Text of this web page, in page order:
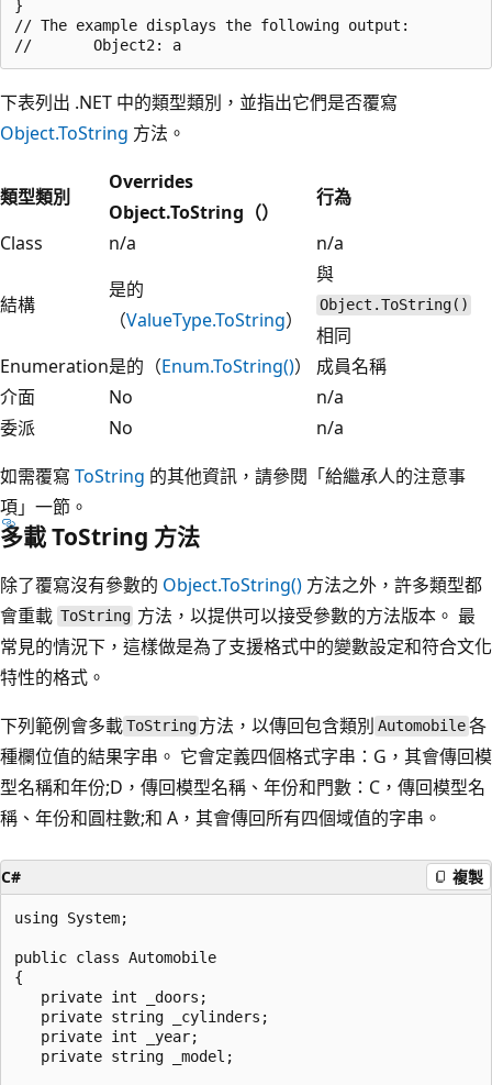
}
// The example displays the following output:
下表列出 .NET 中的類型類別，並指出它們是否覆寫
Object.ToString 方法。
類型類別
Overrides
Object.ToString（）
行為
Class
n/a n/a
結構
是的
（ValueType.ToString）
與
Object.ToString()
相同
Enumeration是的（Enum.ToString()）
成員名稱
介面
No
n/a
委派
No
n/a
如需覆寫 ToString 的其他資訊，請參閱「給繼承人的注意事
項」一節。
多載 ToString 方法
除了覆寫沒有參數的 Object.ToString() 方法之外，許多類型都
會重載 ToString 方法，以提供可以接受參數的方法版本。 最
常見的情況下，這樣做是為了支援格式中的變數設定和符合文化
特性的格式。
下列範例會多載ToString 方法，以傳回包含類別 Automobile各
種欄位值的結果字串。 它會定義四個格式字串：G，其會傳回模
型名稱和年份;D，傳回模型名稱、年份和門數：C，傳回模型名
稱、年份和圓柱數;和 A，其會傳回所有四個域值的字串。
C# 複製
using System;
public class Automobile
{
   private int _doors;
   private string _cylinders;
   private int _year;
   private string _model;